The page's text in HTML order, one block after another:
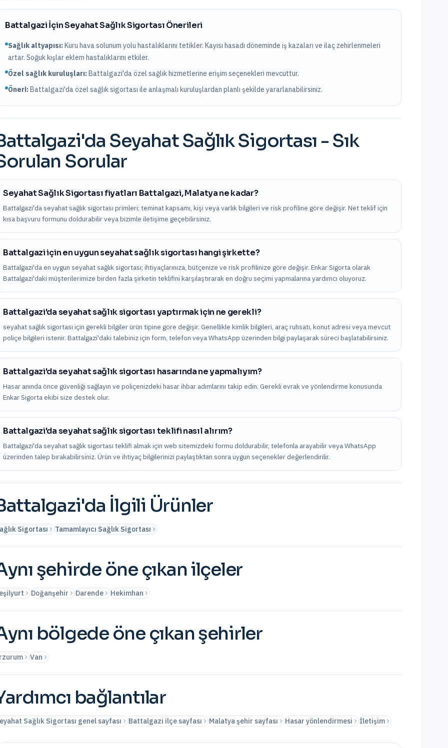
BattalgaziİçinSeyahat Sağlık SigortasıÖnerileri
Sağlık altyapısı:Kuru hava solunum yolu hastalıklarını tetikler. Kayısı hasadı döneminde iş kazaları ve ilaç zehirlenmeleri
artar. Soğuk kışlar eklem hastalıklarını etkiler.
Özel sağlık kuruluşları:Battalgazi'daözel sağlık hizmetlerine erişim seçenekleri mevcuttur.
Öneri:Battalgazi'da özel sağlık sigortası ile anlaşmalı kuruluşlardan planlı şekilde yararlanabilirsiniz.
'da Seyahat Sağlık Sigortası - Sık
Sorular
Seyahat Sağlık Sigortası fiyatları Battalgazi, Malatya ne kadar?
Battalgazi'da seyahat sağlık sigortası primleri; teminat kapsamı, kişi veya varlık bilgileri ve risk profiline göre değişir. Net teklif için
kısa başvuru formunu doldurabilir veya bizimle iletişime geçebilirsiniz.
Battalgazi için en uygun seyahat sağlık sigortası hangi şirkette?
Battalgazi'da en uygun seyahat sağlık sigortası; ihtiyaçlarınıza, bütçenize ve risk profilinize göre değişir. Enkar Sigorta olarak
Battalgazi'daki müşterilerimize birden fazla şirketin teklifini karşılaştırarak en doğru seçimi yapmalarına yardımcı oluyoruz.
Battalgazi'da seyahat sağlık sigortası yaptırmak için ne gerekli?
seyahat sağlık sigortası için gerekli bilgiler ürün tipine göre değişir. Genellikle kimlik bilgileri, araç ruhsatı, konut adresi veya mevcut
poliçe bilgileri istenir. Battalgazi'daki talebiniz için form, telefon veya WhatsApp üzerinden bilgi paylaşarak süreci başlatabilirsiniz.
Battalgazi'da seyahat sağlık sigortası hasarında ne yapmalıyım?
Hasar anında önce güvenliği sağlayın ve poliçenizdeki hasar ihbar adımlarını takip edin. Gerekli evrak ve yönlendirme konusunda
Enkar Sigorta ekibi size destek olur.
Battalgazi'da seyahat sağlık sigortası teklifi nasıl alırım?
Battalgazi'da seyahat sağlık sigortası teklifi almak için web sitemizdeki formu doldurabilir, telefonla arayabilir veya WhatsApp
üzerinden talep bırakabilirsiniz. Ürün ve ihtiyaç bilgilerinizi paylaştıktan sonra uygun seçenekler değerlendirilir.
'da İlgili Ürünler
Sigortası Tamamlayıcı Sağlık Sigortası
şehirde öne çıkan ilçeler
Doğanşehir Darende Hekimhan
bölgede öne çıkan şehirler
Van
bağlantılar
Sağlık Sigortası genel sayfası Battalgazi ilçe sayfası Malatya şehir sayfası Hasar yönlendirmesi İletişim